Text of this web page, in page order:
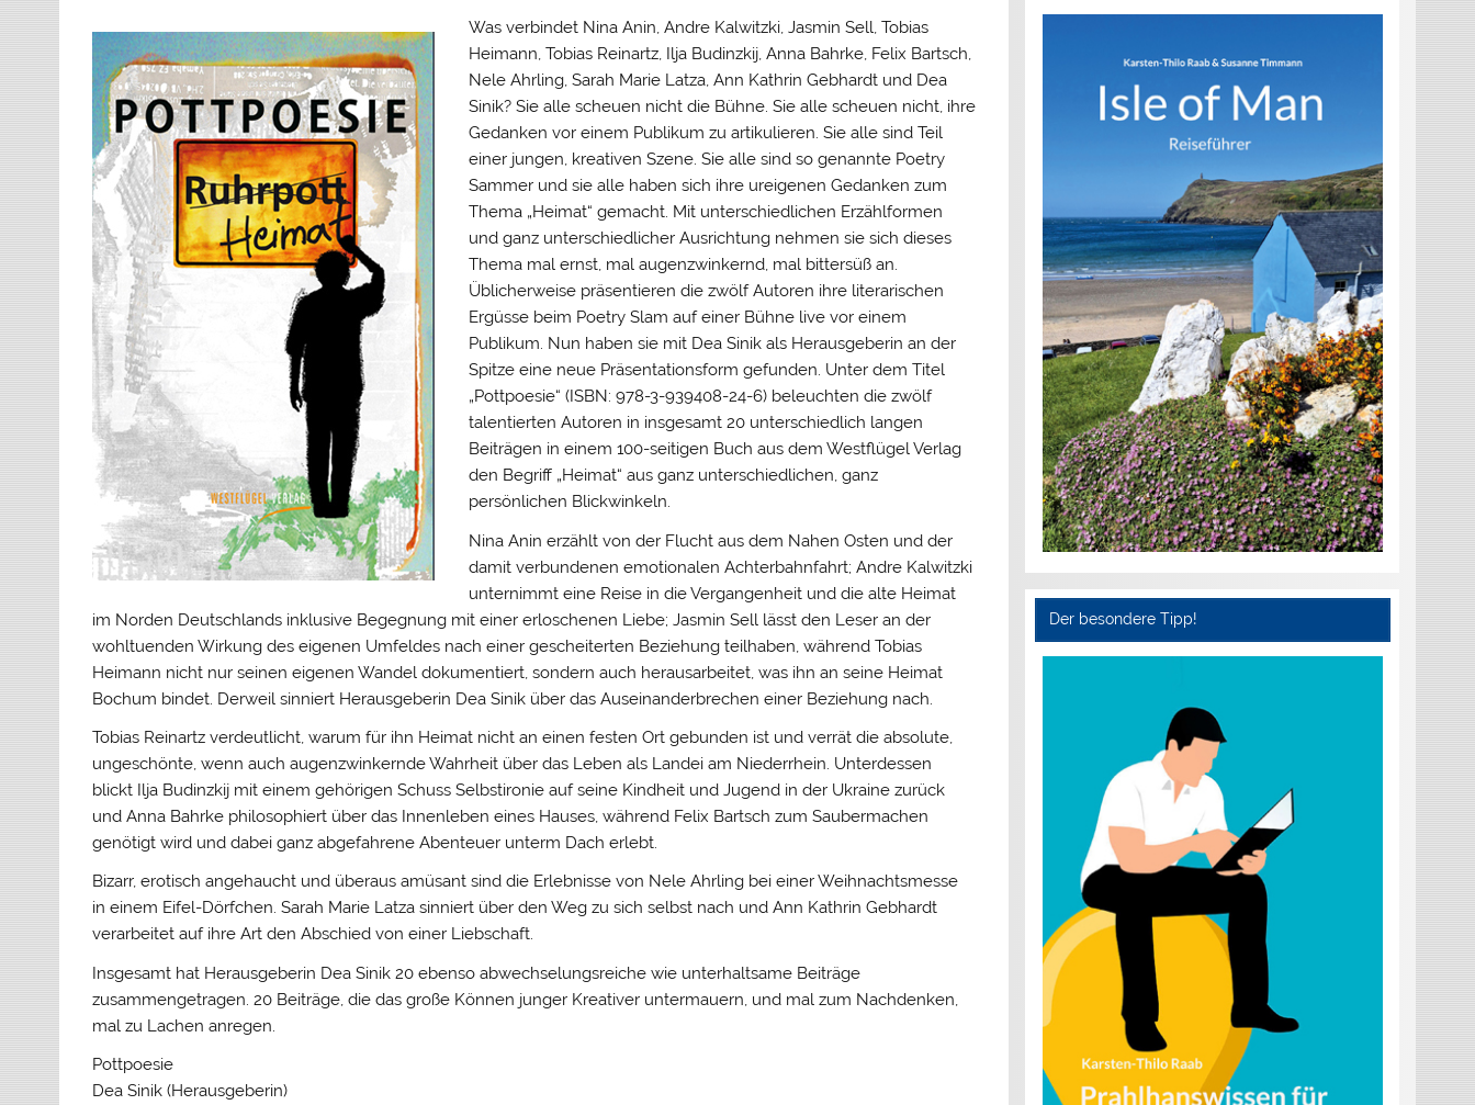
Was verbindet Nina Anin, Andre Kalwitzki, Jasmin Sell, Tobias
Heimann, Tobias Reinartz, Ilja Budinzkij, Anna Bahrke, Felix Bartsch,
Nele Ahrling, Sarah Marie Latza, Ann Kathrin Gebhardt und Dea
Sinik? Sie alle scheuen nicht die Bühne. Sie alle scheuen nicht, ihre
Gedanken vor einem Publikum zu artikulieren. Sie alle sind Teil
einer jungen, kreativen Szene. Sie alle sind so genannte Poetry
Sammer und sie alle haben sich ihre ureigenen Gedanken zum
Thema „Heimat“ gemacht. Mit unterschiedlichen Erzählformen
und ganz unterschiedlicher Ausrichtung nehmen sie sich dieses
Thema mal ernst, mal augenzwinkernd, mal bittersüß an.
Üblicherweise präsentieren die zwölf Autoren ihre literarischen
Ergüsse beim Poetry Slam auf einer Bühne live vor einem
Publikum. Nun haben sie mit Dea Sinik als Herausgeberin an der
Spitze eine neue Präsentationsform gefunden. Unter dem Titel
„Pottpoesie“ (ISBN: 978-3-939408-24-6) beleuchten die zwölf
talentierten Autoren in insgesamt 20 unterschiedlich langen
Beiträgen in einem 100-seitigen Buch aus dem Westflügel Verlag
den Begriff „Heimat“ aus ganz unterschiedlichen, ganz
persönlichen Blickwinkeln.
Nina Anin erzählt von der Flucht aus dem Nahen Osten und der
damit verbundenen emotionalen Achterbahnfahrt; Andre Kalwitzki
unternimmt eine Reise in die Vergangenheit und die alte Heimat
im Norden Deutschlands inklusive Begegnung mit einer erloschenen Liebe; Jasmin Sell lässt den Leser an der
wohltuenden Wirkung des eigenen Umfeldes nach einer gescheiterten Beziehung teilhaben, während Tobias
Heimann nicht nur seinen eigenen Wandel dokumentiert, sondern auch herausarbeitet, was ihn an seine Heimat
Bochum bindet. Derweil sinniert Herausgeberin Dea Sinik über das Auseinanderbrechen einer Beziehung nach.
Tobias Reinartz verdeutlicht, warum für ihn Heimat nicht an einen festen Ort gebunden ist und verrät die absolute,
ungeschönte, wenn auch augenzwinkernde Wahrheit über das Leben als Landei am Niederrhein. Unterdessen
blickt Ilja Budinzkij mit einem gehörigen Schuss Selbstironie auf seine Kindheit und Jugend in der Ukraine zurück
und Anna Bahrke philosophiert über das Innenleben eines Hauses, während Felix Bartsch zum Saubermachen
genötigt wird und dabei ganz abgefahrene Abenteuer unterm Dach erlebt.
Bizarr, erotisch angehaucht und überaus amüsant sind die Erlebnisse von Nele Ahrling bei einer Weihnachtsmesse
in einem Eifel-Dörfchen. Sarah Marie Latza sinniert über den Weg zu sich selbst nach und Ann Kathrin Gebhardt
verarbeitet auf ihre Art den Abschied von einer Liebschaft.
Insgesamt hat Herausgeberin Dea Sinik 20 ebenso abwechselungsreiche wie unterhaltsame Beiträge
zusammengetragen. 20 Beiträge, die das große Können junger Kreativer untermauern, und mal zum Nachdenken,
mal zu Lachen anregen.
Pottpoesie
Dea Sinik (Herausgeberin)
Der besondere Tipp!